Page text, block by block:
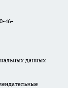
46-
данных